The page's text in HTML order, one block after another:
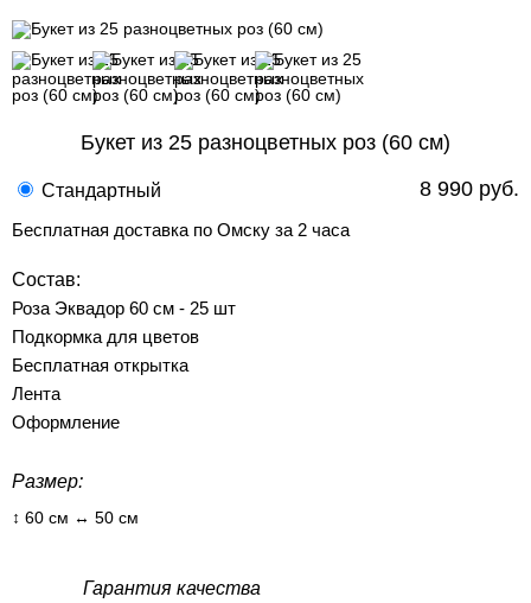
Букет из 25 разноцветных роз (60 см)
Стандартный 8 990 руб.
Бесплатная доставка по Омску за 2 часа
Состав:
Роза Эквадор 60 см - 25 шт
Подкормка для цветов
Бесплатная открытка
Лента
Оформление
Размер:
↕ 60 см ↔ 50 см
Гарантия качества